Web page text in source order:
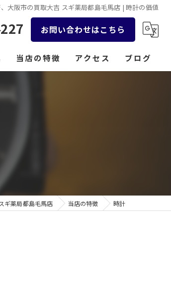
大阪市の買取大吉 スギ薬局都島毛馬店 | 時計の価値
お問い合わせはこちら
当店の特徴 アクセス ブログ
ギ薬局都島毛馬店 当店の特徴 時計